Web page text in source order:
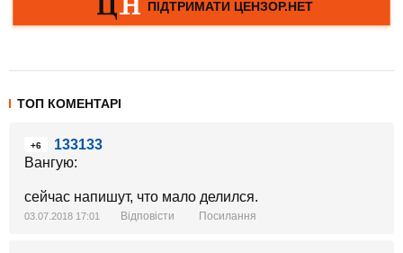
ТОП КОМЕНТАРІ
+6
133133
Вангую:
сейчас напишут, что мало делился.
03.07.2018 17:01 Відповісти Посилання